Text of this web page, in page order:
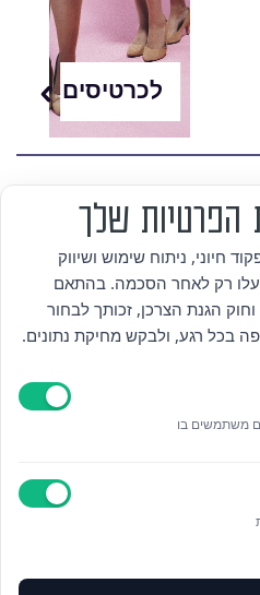
לכרטיסים
בטלפון/הודעה
הפרטיות שלך
חיוני, ניתוח שימוש ושיווק
רק לאחר הסכמה. בהתאם
הגנת הפרטיות (תיקון 13) וחוק הגנת הצרכן, זכותך לבחור
בכל רגע, ולבקש מחיקת נתונים.
משתמשים בו